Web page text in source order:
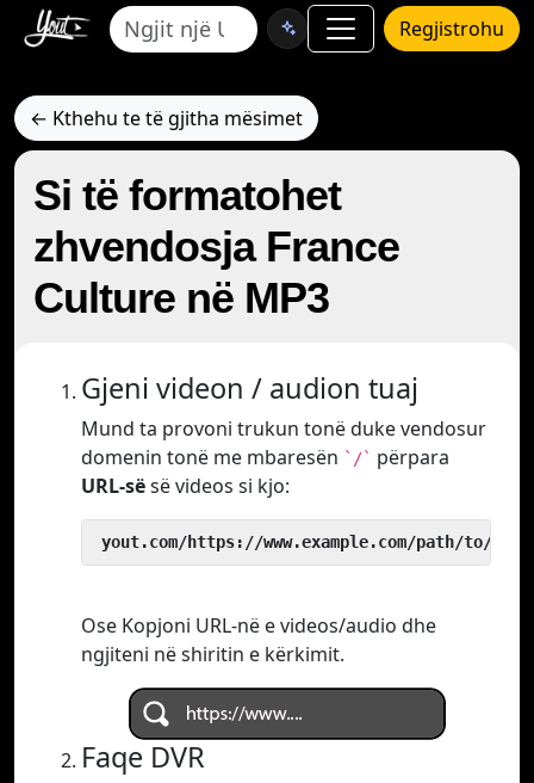
Regjistrohu
← Kthehu te të gjitha mësimet
Si të formatohet
zhvendosja France
Culture në MP3
Gjeni videon / audion tuaj
Mund ta provoni trukun tonë duke vendosur
domenin tonë me mbaresën `/` përpara
URL-sësë videos si kjo:
yout.com/https://www.example.com/path/to/
Ose Kopjoni URL-në e videos/audio dhe
ngjiteni në shiritin e kërkimit.
Faqe DVR